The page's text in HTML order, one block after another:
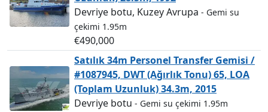
Devriye botu, Kuzey Avrupa - Gemi su
çekimi 1.95m
€490,000
Satılık 34m Personel Transfer Gemisi /
#1087945, DWT (Ağırlık Tonu) 65, LOA
(Toplam Uzunluk) 34.3m, 2015
Devriye botu - Gemi su çekimi 1.95m